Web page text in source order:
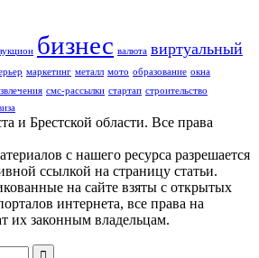
бизнес валюта виртуальный
маркетинг металл мото образование окна
смс-рассылки стартап строительство
и Брестской области. Все права
с нашего ресурса разрешается
ссылкой на страницу статьи.
на сайте взяты с открытых
интернета, все права на
их законным владельцам.